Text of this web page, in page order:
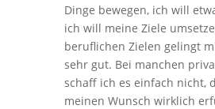
Dinge bewegen, ich will
ich will meine Ziele
beruflichen Zielen gelingt
sehr gut. Bei manchen
schaff ich es einfach nicht,
meinen Wunsch wirklich